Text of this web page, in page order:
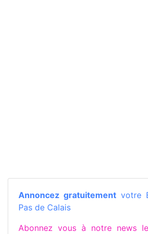
Annoncez gratuitement votre
Pas de Calais
Abonnez vous à notre news